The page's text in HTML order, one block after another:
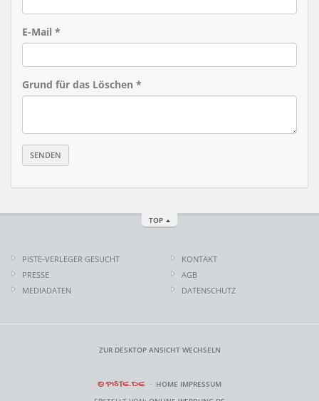
E-Mail *
Grund für das Löschen *
TOP
PISTE-VERLEGER GESUCHT
PRESSE
MEDIADATEN
KONTAKT
AGB
DATENSCHUTZ
ZUR DESKTOP ANSICHT WECHSELN
© PISTE.DE HOME IMPRESSUM